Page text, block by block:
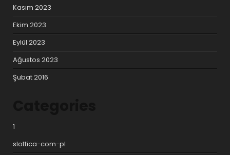
Kasım 2023
Ekim 2023
Eylül 2023
Ağustos 2023
Şubat 2016
1
slottica-com-pl